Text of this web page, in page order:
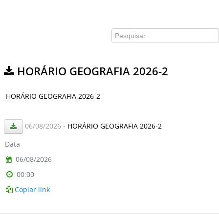
HORÁRIO GEOGRAFIA 2026-2
HORÁRIO GEOGRAFIA 2026-2
06/08/2026 - HORÁRIO GEOGRAFIA 2026-2
Data
06/08/2026
00:00
Copiar link